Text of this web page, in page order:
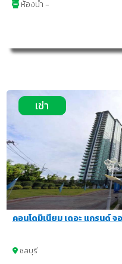
ห้องน้ำ -
เช่า
คอนโดมิเนียม เดอะ แกรนด์
ชลบุรี